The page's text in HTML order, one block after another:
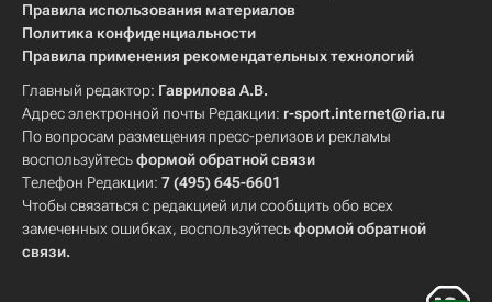
Правила использования материалов
Политика конфиденциальности
Правила применения рекомендательных технологий
Главный редактор: Гаврилова А.В.
Адрес электронной почты Редакции: r-sport.internet@ria.ru
По вопросам размещения пресс-релизов и рекламы
воспользуйтесьформой обратной связи
Телефон Редакции: 7 (495) 645-6601
Чтобы связаться с редакцией или сообщить обо всех
замеченных ошибках, воспользуйтесьформой обратной
связи.